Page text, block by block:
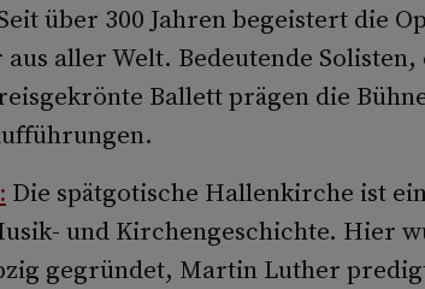
über 300 Jahren begeistert die
aller Welt. Bedeutende
Ballett prägen die
: Die spätgotische Hallenkirche ist
und Kirchengeschichte. Hier
gegründet, Martin Luther